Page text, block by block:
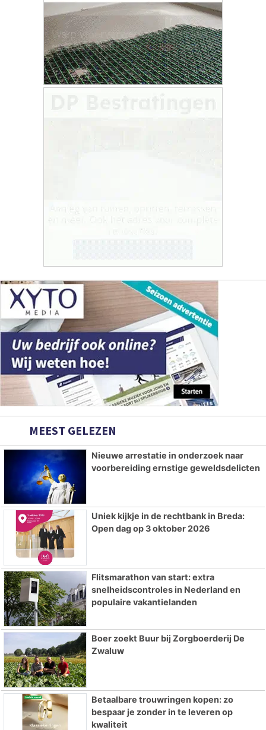
MEEST GELEZEN
Nieuwe arrestatie in onderzoek naar
voorbereiding ernstige geweldsdelicten
Uniek kijkje in de rechtbank in Breda:
Open dag op 3 oktober 2026
Flitsmarathon van start: extra
snelheidscontroles in Nederland en
populaire vakantielanden
Boer zoekt Buur bij Zorgboerderij De
Zwaluw
Betaalbare trouwringen kopen: zo
bespaar je zonder in te leveren op
kwaliteit